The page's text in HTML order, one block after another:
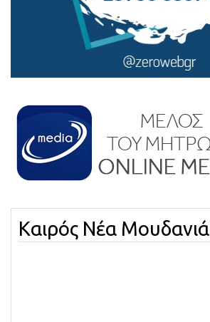
Καιρός Νέα Μουδανιά